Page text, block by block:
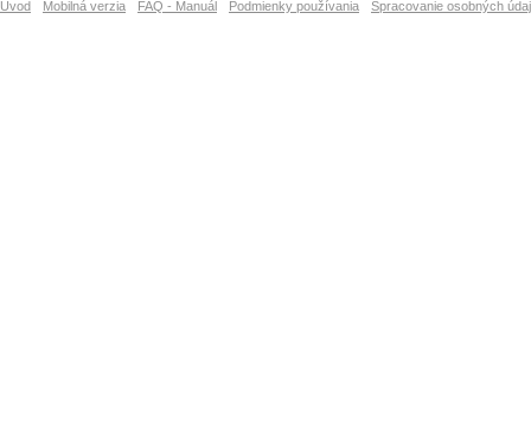
Úvod Mobilná verzia FAQ - Manuál Podmienky používania Spracovanie osobných